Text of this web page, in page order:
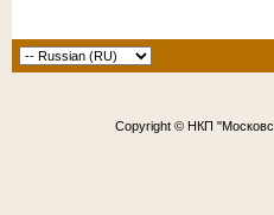
Copyright © НКП